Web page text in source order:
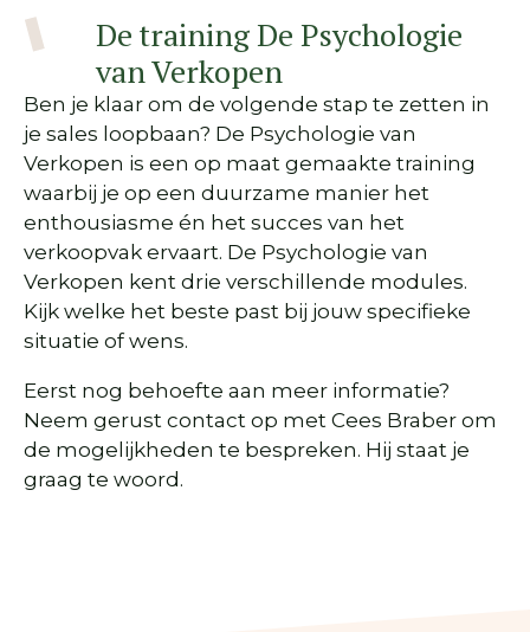
De training De Psychologie
van Verkopen
Ben je klaar om de volgende stap te zetten in
je sales loopbaan? De Psychologie van
Verkopen is een op maat gemaakte training
waarbij je op een duurzame manier het
enthousiasme én het succes van het
verkoopvak ervaart. De Psychologie van
Verkopen kent drie verschillende modules.
Kijk welke het beste past bij jouw specifieke
situatie of wens.
Eerst nog behoefte aan meer informatie?
Neem gerust contact op met Cees Braber om
de mogelijkheden te bespreken. Hij staat je
graag te woord.